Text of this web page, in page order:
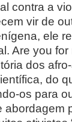
contra a
vir de
ele
Are you
dos
do
os para
abordagem